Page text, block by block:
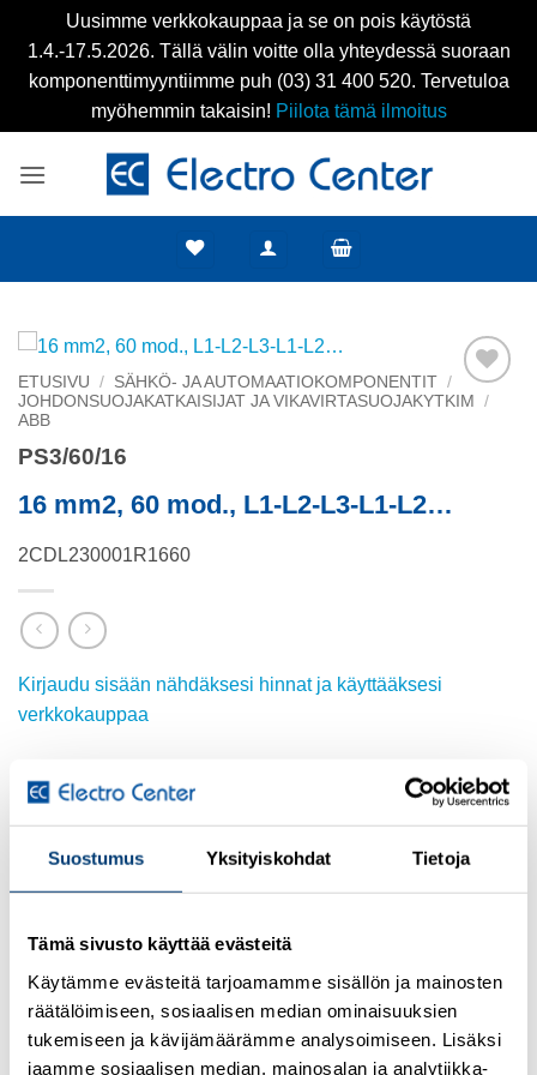
Suostumus Yksityiskohdat Tietoja
Tämä sivusto käyttää evästeitä
Käytämme evästeitä tarjoamamme sisällön ja mainosten
räätälöimiseen, sosiaalisen median ominaisuuksien
tukemiseen ja kävijämäärämme analysoimiseen. Lisäksi
jaamme sosiaalisen median, mainosalan ja analytiikka-
Uusimme verkkokauppaa ja se on pois käytöstä
1.4.-17.5.2026. Tällä välin voitte olla yhteydessä suoraan
komponenttimyyntiimme puh (03) 31 400 520. Tervetuloa
myöhemmin takaisin! Piilota tämä ilmoitus
Add to
ETUSIVU / SÄHKÖ- JA AUTOMAATIOKOMPONENTIT /
JOHDONSUOJAKATKAISIJAT JA VIKAVIRTASUOJAKYTKIM
/
ABB
PS3/60/16
16 mm2, 60 mod., L1-L2-L3-L1-L2…
2CDL230001R1660
Kirjaudu sisään nähdäksesi hinnat ja käyttääksesi
verkkokauppaa
Osasto:ABB
TUTUSTU MYÖS